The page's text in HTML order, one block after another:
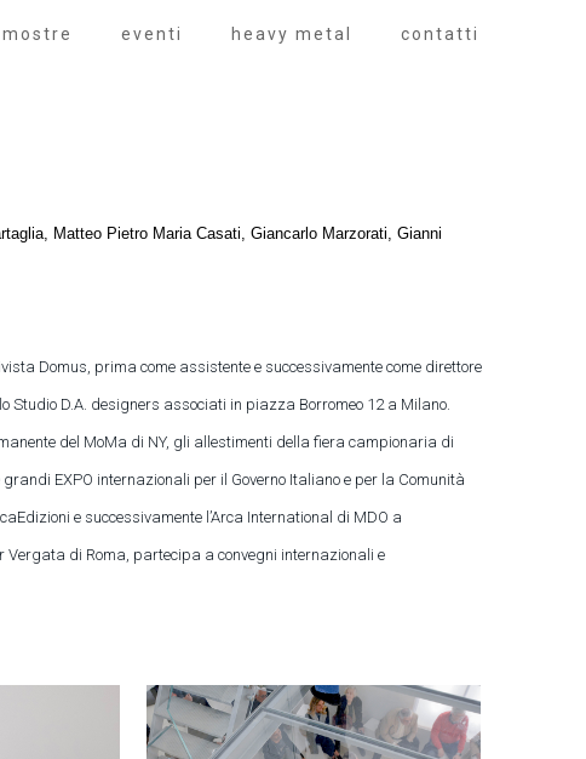
mostre eventi heavy metal contatti
Matteo Pietro Maria Casati, Giancarlo Marzorati, Gianni
Domus, prima come assistente e successivamente come direttore
Studio D.A. designers associati in piazza Borromeo 12 a Milano.
del MoMa di NY, gli allestimenti della fiera campionaria di
EXPO internazionali per il Governo Italiano e per la Comunità
e successivamente l’Arca International di MDO a
Vergata di Roma, partecipa a convegni internazionali e